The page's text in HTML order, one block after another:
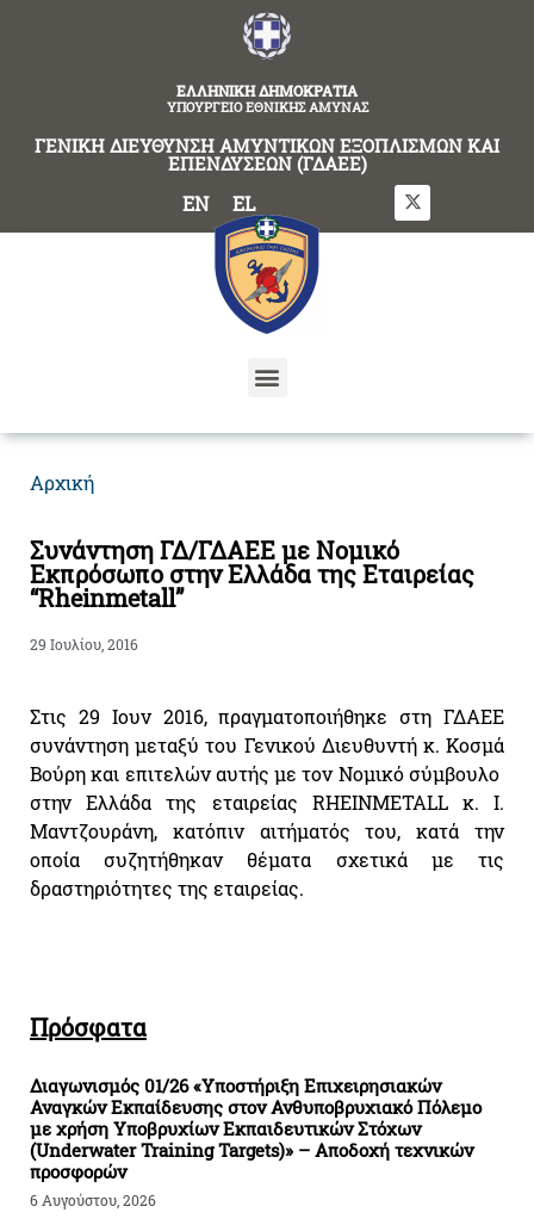
ΕΛΛΗΝΙΚΗ ΔΗΜΟΚΡΑΤΙΑ
ΥΠΟΥΡΓΕΙΟ ΕΘΝΙΚΗΣ ΑΜΥΝΑΣ
ΓΕΝΙΚΗ ΔΙΕΥΘΥΝΣΗ ΑΜΥΝΤΙΚΩΝ ΕΞΟΠΛΙΣΜΩΝ ΚΑΙ
ΕΠΕΝΔΥΣΕΩΝ (ΓΔΑΕΕ)
EN EL
Αρχική
Συνάντηση ΓΔ/ΓΔΑΕΕ με Νομικό
Εκπρόσωπο στην Ελλάδα της Εταιρείας
“Rheinmetall”
29 Ιουλίου, 2016
Στις 29 Ιουν 2016, πραγματοποιήθηκε στη ΓΔΑΕΕ
συνάντηση μεταξύ του Γενικού Διευθυντή κ. Κοσμά
Βούρη και επιτελών αυτής με τον Νομικό σύμβουλο
στην Ελλάδα της εταιρείας RHEINMETALL κ. Ι.
Μαντζουράνη, κατόπιν αιτήματός του, κατά την
οποία συζητήθηκαν θέματα σχετικά με τις
δραστηριότητες της εταιρείας.
Πρόσφατα
Διαγωνισμός 01/26 «Υποστήριξη Επιχειρησιακών
Αναγκών Εκπαίδευσης στον Ανθυποβρυχιακό Πόλεμο
με χρήση Υποβρυχίων Εκπαιδευτικών Στόχων
(Underwater Training Targets)» – Αποδοχή τεχνικών
προσφορών
6 Αυγούστου, 2026